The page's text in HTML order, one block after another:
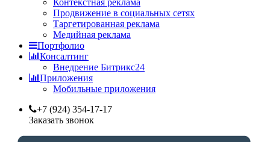
Контекстная реклама
Продвижение в социальных сетях
Таргетированная реклама
Медийная реклама
Портфолио
Консалтинг
Внедрение Битрикс24
Приложения
Мобильные приложения
+7 (924) 354-17-17
Заказать звонок